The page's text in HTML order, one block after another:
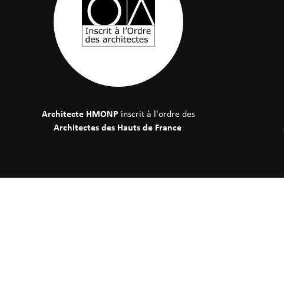
Architecte HMONP inscrit à l'ordre des
Architectes des Hauts de France